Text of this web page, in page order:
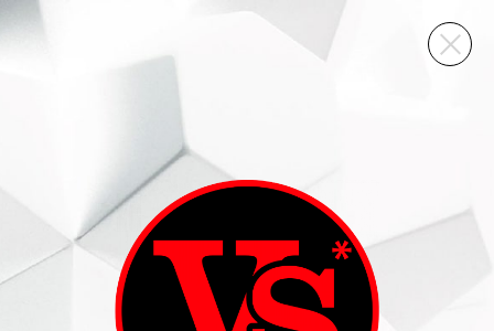
ВИННЫЙ СКЛАД